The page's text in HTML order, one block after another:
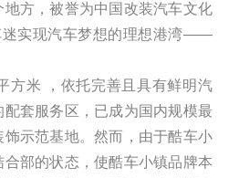
方，被誉为中国改装汽车文化
迷实现汽车梦想的理想港湾——
方米 ，依托完善且具有鲜明汽
套服务区，已成为国内规模最
示范基地。然而，由于酷车小
部的状态，使酷车小镇品牌本